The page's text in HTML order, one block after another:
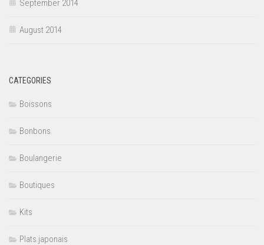
September 2014
August 2014
CATEGORIES
Boissons
Bonbons
Boulangerie
Boutiques
Kits
Plats japonais